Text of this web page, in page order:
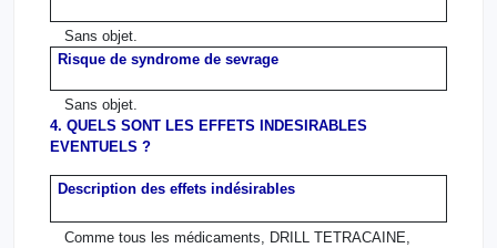
Sans objet.
Risque de syndrome de sevrage
Sans objet.
4. QUELS SONT LES EFFETS INDESIRABLES
EVENTUELS ?
Description des effets indésirables
Comme tous les médicaments, DRILL TETRACAINE,